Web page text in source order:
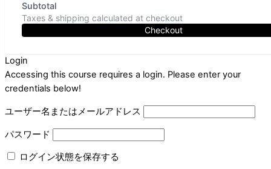
Subtotal
Taxes & shipping calculated at checkout
Checkout
Login
Accessing this course requires a login. Please enter your
credentials below!
ユーザー名またはメールアドレス
パスワード
ログイン状態を保存する